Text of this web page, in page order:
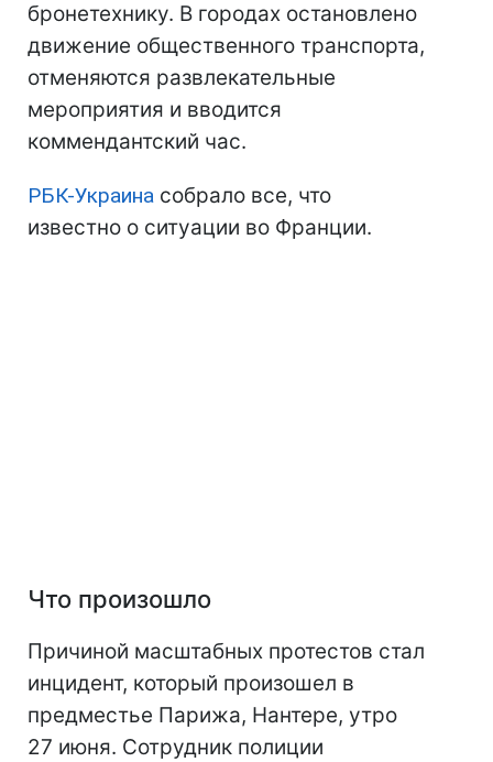
бронетехнику. В городах остановлено
движение общественного транспорта,
отменяются развлекательные
мероприятия и вводится
коммендантский час.
РБК-Украина собрало все, что
известно о ситуации во Франции.
Что произошло
Причиной масштабных протестов стал
инцидент, который произошел в
предместье Парижа, Нантере, утро
27 июня. Сотрудник полиции